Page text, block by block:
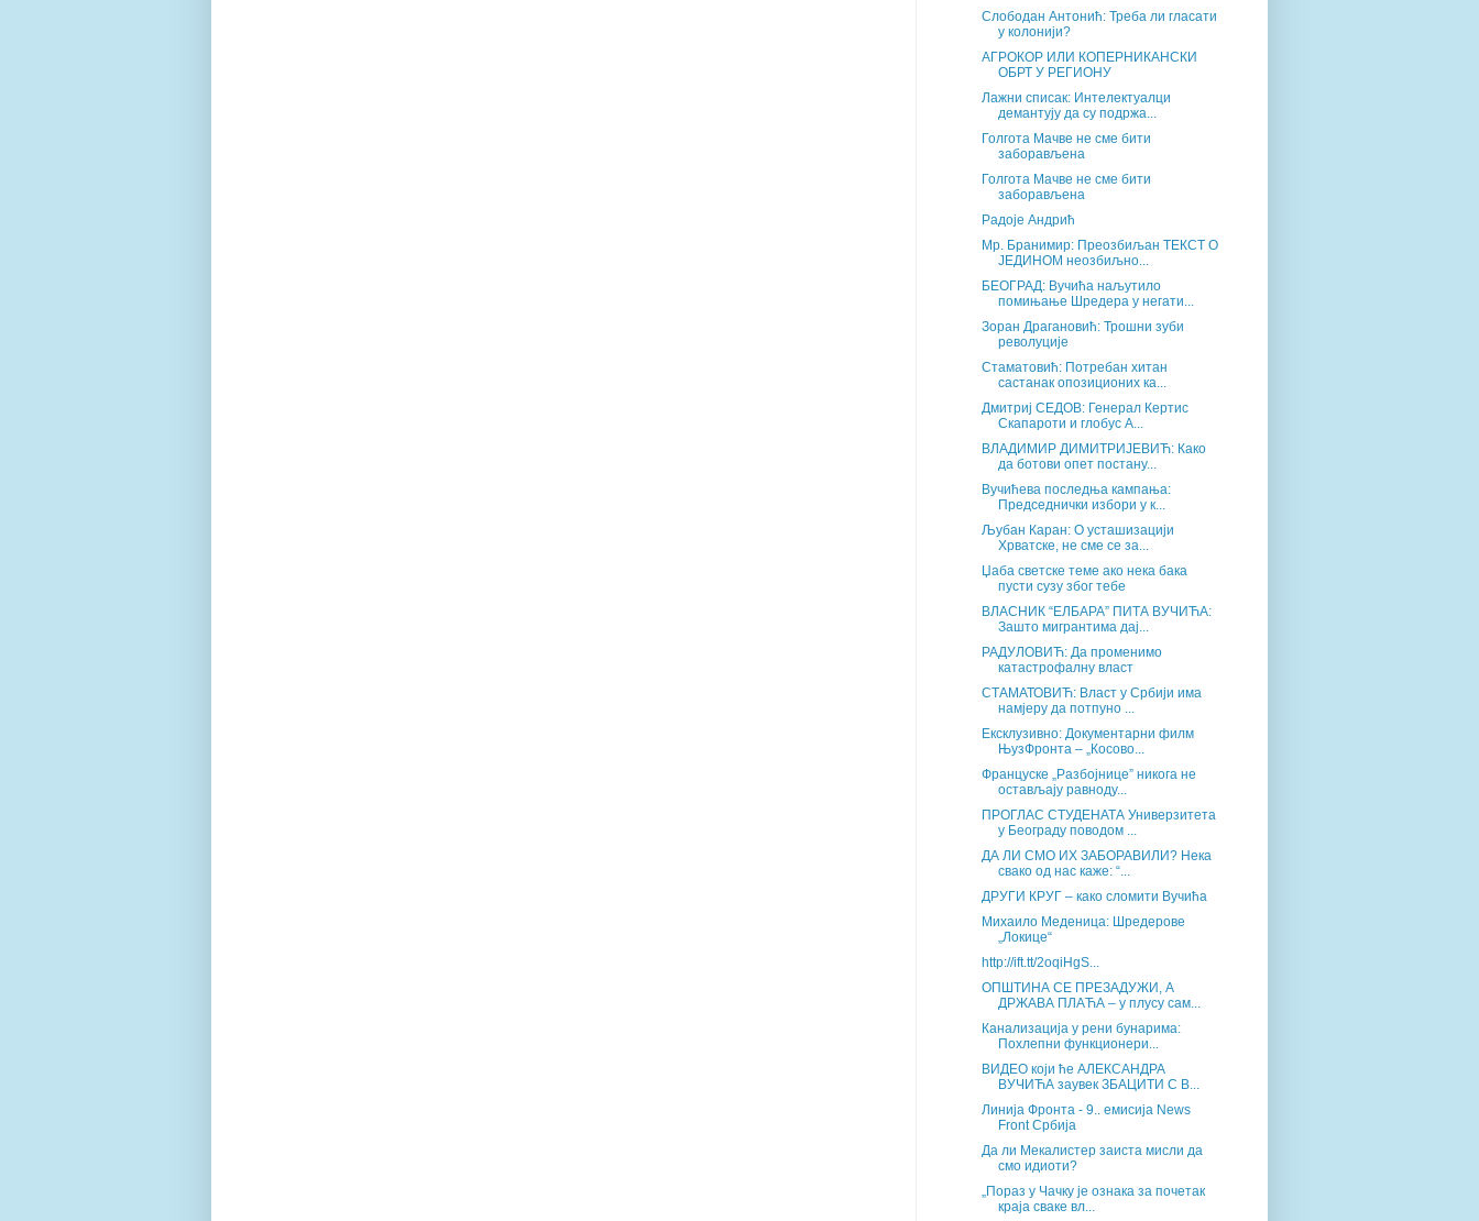
Слободан Антонић: Треба ли гласати
у колонији?
АГРОКОР ИЛИ КОПЕРНИКАНСКИ
ОБРТ У РЕГИОНУ
Лажни списак: Интелектуалци
демантују да су подржа...
Голгота Мачве не сме бити
заборављена
Голгота Мачве не сме бити
заборављена
Радоје Андрић
Мр. Бранимир: Преозбиљан ТЕКСТ О
ЈЕДИНОМ неозбиљно...
БЕОГРАД: Вучића наљутило
помињање Шредера у негати...
Зоран Драгановић: Трошни зуби
револуције
Стаматовић: Потребан хитан
састанак опозиционих ка...
Дмитриј СЕДОВ: Генерал Кертис
Скапароти и глобус А...
ВЛАДИМИР ДИМИТРИЈЕВИЋ: Како
да ботови опет постану...
Вучићева последња кампања:
Председнички избори у к...
Љубан Каран: О усташизацији
Хрватске, не сме се за...
Џаба светске теме ако нека бака
пусти сузу због тебе
ВЛАСНИК “ЕЛБАРА” ПИТА ВУЧИЋА:
Зашто мигрантима дај...
РАДУЛОВИЋ: Да променимо
катастрофалну власт
СТАМАТОВИЋ: Власт у Србији има
намјеру да потпуно ...
Ексклузивно: Документарни филм
ЊузФронта – „Косово...
Француске „Разбојнице” никога не
остављају равноду...
ПРОГЛАС СТУДЕНАТА Универзитета
у Београду поводом ...
ДА ЛИ СМО ИХ ЗАБОРАВИЛИ? Нека
свако од нас каже: “...
ДРУГИ КРУГ – како сломити Вучића
Михаило Меденица: Шредерове
„Локице“
http://ift.tt/2oqiHgS...
ОПШТИНА СЕ ПРЕЗАДУЖИ, А
ДРЖАВА ПЛАЋА – у плусу сам...
Канализација у рени бунарима:
Похлепни функционери...
ВИДЕО који ће АЛЕКСАНДРА
ВУЧИЋА заувек ЗБАЦИТИ С В...
Линија Фронта - 9.. емисија News
Front Србија
Да ли Мекалистер заиста мисли да
смо идиоти?
„Пораз у Чачку је ознака за почетак
краја сваке вл...